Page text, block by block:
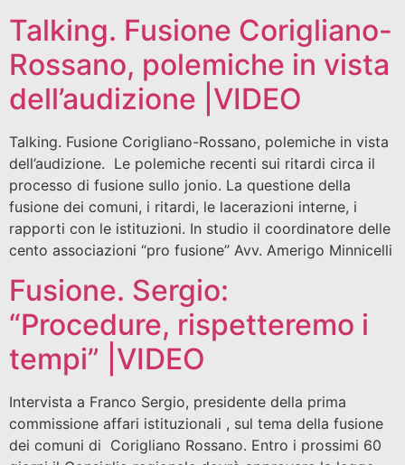
Talking. Fusione Corigliano-
Rossano, polemiche in vista
dell’audizione |VIDEO
Talking. Fusione Corigliano-Rossano, polemiche in vista
dell’audizione. Le polemiche recenti sui ritardi circa il
processo di fusione sullo jonio. La questione della
fusione dei comuni, i ritardi, le lacerazioni interne, i
rapporti con le istituzioni. In studio il coordinatore delle
cento associazioni “pro fusione” Avv. Amerigo Minnicelli
Fusione. Sergio:
“Procedure, rispetteremo i
tempi” |VIDEO
Intervista a Franco Sergio, presidente della prima
commissione affari istituzionali , sul tema della fusione
dei comuni di Corigliano Rossano. Entro i prossimi 60